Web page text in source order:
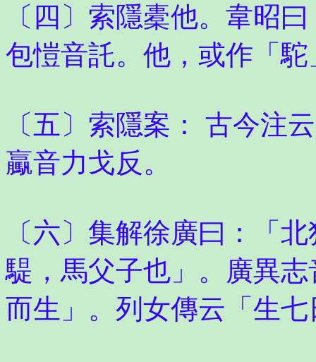
〔四〕索隱橐他。韋昭
包愷音託。他，或作「
〔五〕索隱案： 古今注
驘音力戈反。
〔六〕集解徐廣曰：「
騠，馬父子也」。廣異
而生」。列女傳云「生